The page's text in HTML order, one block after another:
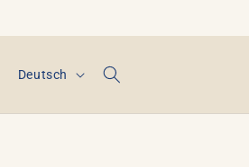
SDeutsch